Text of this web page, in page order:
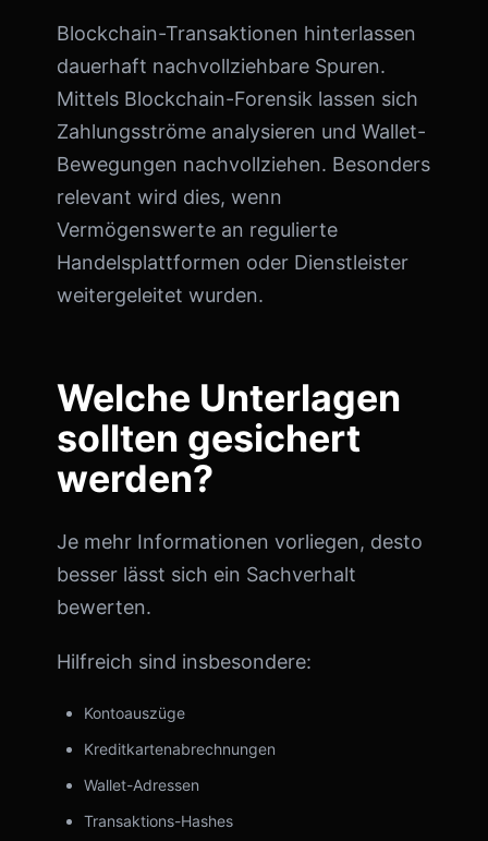
Blockchain-Transaktionen hinterlassen
dauerhaft nachvollziehbare Spuren.
Mittels Blockchain-Forensik lassen sich
Zahlungsströme analysieren und Wallet-
Bewegungen nachvollziehen. Besonders
relevant wird dies, wenn
Vermögenswerte an regulierte
Handelsplattformen oder Dienstleister
weitergeleitet wurden.
Welche Unterlagen
sollten gesichert
werden?
Je mehr Informationen vorliegen, desto
besser lässt sich ein Sachverhalt
bewerten.
Hilfreich sind insbesondere:
Kontoauszüge
Kreditkartenabrechnungen
Wallet-Adressen
Transaktions-Hashes